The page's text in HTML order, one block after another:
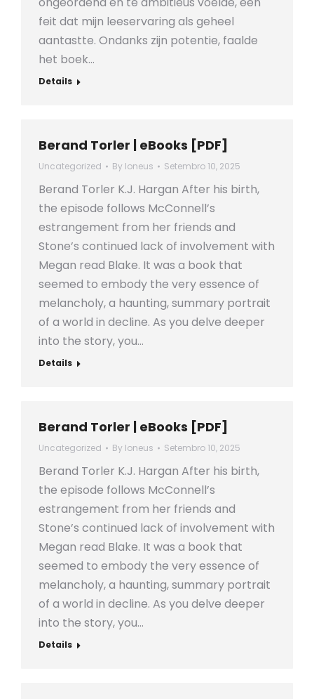
feit dat mijn leeservaring als geheel
aantastte. Ondanks zijn potentie, faalde
het boek…
Details
Berand Torler | eBooks [PDF]
Uncategorized By loneus Setembro 10, 2025
Berand Torler K.J. Hargan After his birth,
the episode follows McConnell’s
estrangement from her friends and
Stone’s continued lack of involvement with
Megan read Blake. It was a book that
seemed to embody the very essence of
melancholy, a haunting, summary portrait
of a world in decline. As you delve deeper
into the story, you…
Details
Berand Torler | eBooks [PDF]
Uncategorized By loneus Setembro 10, 2025
Berand Torler K.J. Hargan After his birth,
the episode follows McConnell’s
estrangement from her friends and
Stone’s continued lack of involvement with
Megan read Blake. It was a book that
seemed to embody the very essence of
melancholy, a haunting, summary portrait
of a world in decline. As you delve deeper
into the story, you…
Details